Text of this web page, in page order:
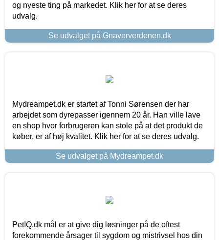
og nyeste ting på markedet. Klik her for at se deres
udvalg.
Se udvalget på Gnaververdenen.dk
Mydreampet.dk er startet af Tonni Sørensen der har
arbejdet som dyrepasser igennem 20 år. Han ville lave
en shop hvor forbrugeren kan stole på at det produkt de
køber, er af høj kvalitet. Klik her for at se deres udvalg.
Se udvalget på Mydreampet.dk
PetIQ.dk mål er at give dig løsninger på de oftest
forekommende årsager til sygdom og mistrivsel hos din